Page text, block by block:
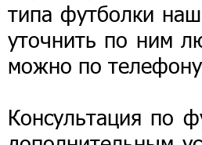
типа футболки
уточнить по ним
можно по
Консультация по